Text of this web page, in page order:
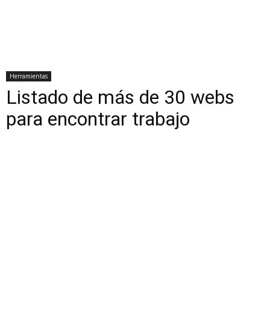
Herramientas
Listado de más de 30 webs
para encontrar trabajo